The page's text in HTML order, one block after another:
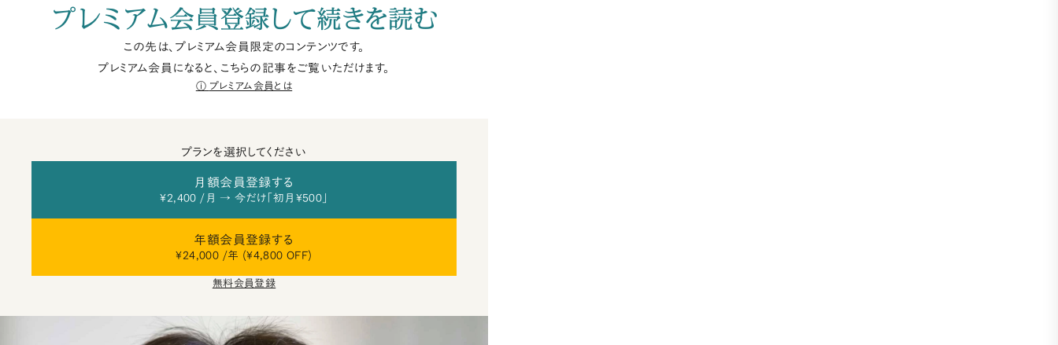
プレミアム会員登録して続きを読む
この先は、プレミアム会員限定のコンテンツです。
プレミアム会員になると、こちらの記事をご覧いただけます。
プレミアム会員とは
プランを選択してください
月額会員登録する
¥2,400 /月 → 今だけ「初月¥500」
年額会員登録する
¥24,000 /年 (¥4,800 OFF)
無料会員登録